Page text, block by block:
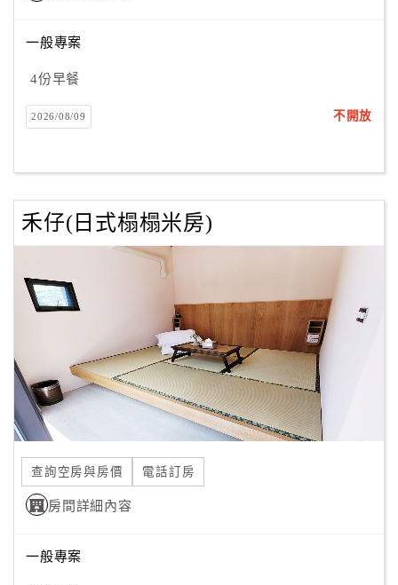
員
戶
客
服
聯
客
服
紅
利
查
一般專案
4份早餐
2026/08/09 不開放
禾仔(日式榻榻米房)
查詢空房與房價 電話訂房
房間詳細內容
一般專案